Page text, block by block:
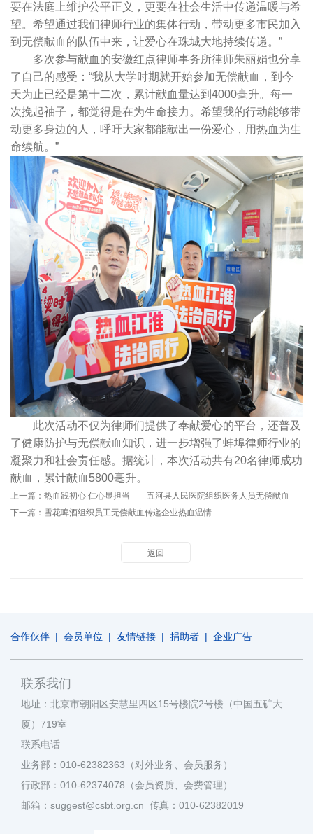
要在法庭上维护公平正义，更要在社会生活中传递温暖与希
望。希望通过我们律师行业的集体行动，带动更多市民加入
到无偿献血的队伍中来，让爱心在珠城大地持续传递。”
多次参与献血的安徽红点律师事务所律师朱丽娟也分享
了自己的感受：“我从大学时期就开始参加无偿献血，到今
天为止已经是第十二次，累计献血量达到4000毫升。每一
次挽起袖子，都觉得是在为生命接力。希望我的行动能够带
动更多身边的人，呼吁大家都能献出一份爱心，用热血为生
命续航。”
此次活动不仅为律师们提供了奉献爱心的平台，还普及
了健康防护与无偿献血知识，进一步增强了蚌埠律师行业的
凝聚力和社会责任感。据统计，本次活动共有20名律师成功
献血，累计献血5800毫升。
上一篇： 热血践初心 仁心显担当——五河县人民医院组织医务人员无偿献血
下一篇： 雪花啤酒组织员工无偿献血传递企业热血温情
返回
合作伙伴 | 会员单位 | 友情链接 | 捐助者 | 企业广告
联系我们
地址：北京市朝阳区安慧里四区15号楼院2号楼（中国五矿大
厦）719室
联系电话
业务部：010-62382363（对外业务、会员服务）
行政部：010-62374078（会员资质、会费管理）
邮箱：suggest@csbt.org.cn 传真：010-62382019